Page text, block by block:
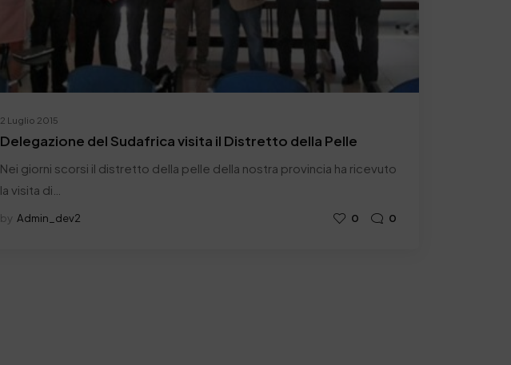
2 Luglio 2015
Delegazione del Sudafrica visita il Distretto della Pelle
Nei giorni scorsi il distretto della pelle della nostra provincia ha ricevuto
la visita di…
by Admin_dev2 0 0